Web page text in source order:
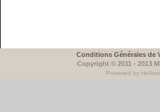
Conditions Générales de
Copyright © 2011 - 2013
Powered by